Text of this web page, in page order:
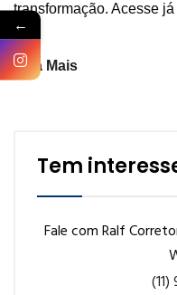
transformação. Acesse
Veja Mais
Tem
Fale com Ralf
←